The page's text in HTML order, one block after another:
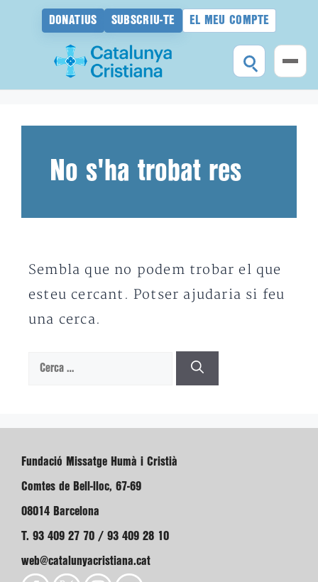
DONATIUS SUBSCRIU-TE EL MEU COMPTE
No s'ha trobat res
Sembla que no podem trobar el que
esteu cercant. Potser ajudaria si feu
una cerca.
Cerca:
Fundació Missatge Humà i Cristià
Comtes de Bell-lloc, 67-69
08014 Barcelona
T. 93 409 27 70 / 93 409 28 10
web@catalunyacristiana.cat